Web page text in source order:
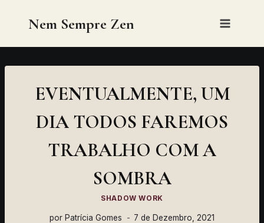
Nem Sempre Zen
EVENTUALMENTE, UM
DIA TODOS FAREMOS
TRABALHO COM A
SOMBRA
SHADOW WORK
por Patrícia Gomes 7 de Dezembro, 2021